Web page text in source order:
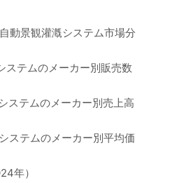
動景観灌漑システム市場分
ステムのメーカー別販売数
ステムのメーカー別売上高
ステムのメーカー別平均価
年）